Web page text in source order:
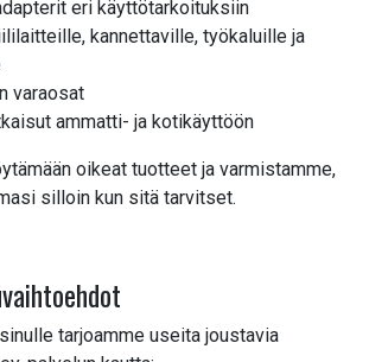
eri käyttötarkoituksiin
kannettaville, työkaluille ja
varaosat
ammatti- ja kotikäyttöön
oikeat tuotteet ja varmistamme,
silloin kun sitä tarvitset.
tarjoamme useita joustavia